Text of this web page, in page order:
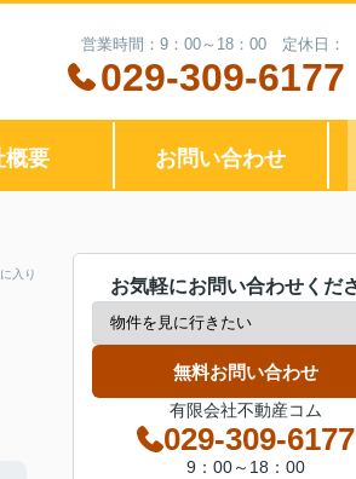
営業時間：9：00～18：00 定休日：
029-309-6177
概要 お問い合わせ
入り
お気軽にお問い合わせくだ
無料お問い合わせ
有限会社不動産コム
029-309-6177
9：00～18：00